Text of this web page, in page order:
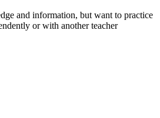
and information, but want to practice
or with another teacher